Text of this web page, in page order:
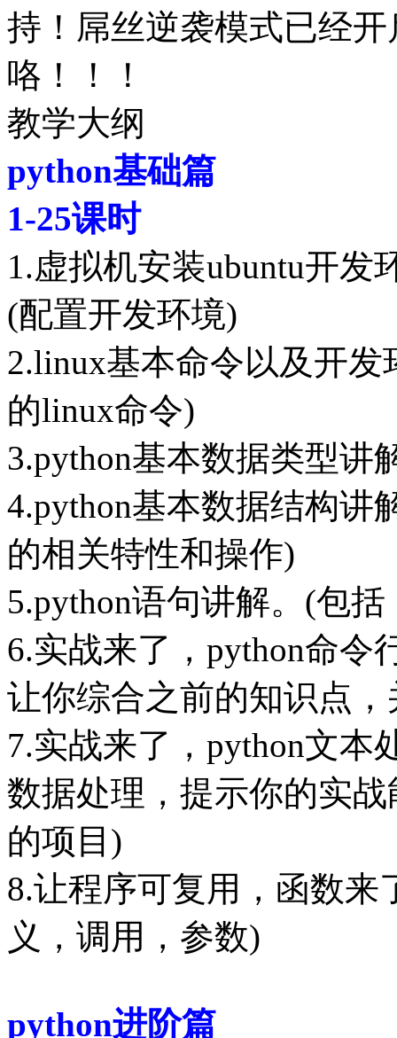
持！屌丝逆袭模式已经
咯！！！
教学大纲
python基础篇
1-25课时
1.虚拟机安装ubuntu开发
(配置开发环境)
2.linux基本命令以及开
的linux命令)
3.python基本数据类型讲
4.python基本数据结构讲
的相关特性和操作)
5.python语句讲解。(包
6.实战来了，python命令
让你综合之前的知识点
7.实战来了，python文本
数据处理，提示你的实
的项目)
8.让程序可复用，函数来
义，调用，参数)
python进阶篇